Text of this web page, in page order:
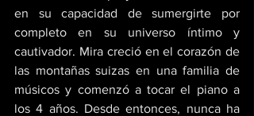
en su capacidad de sumergirte por
completo en su universo íntimo y
cautivador. Mira creció en el corazón de
las montañas suizas en una familia de
músicos y comenzó a tocar el piano a
los 4 años. Desde entonces, nunca ha